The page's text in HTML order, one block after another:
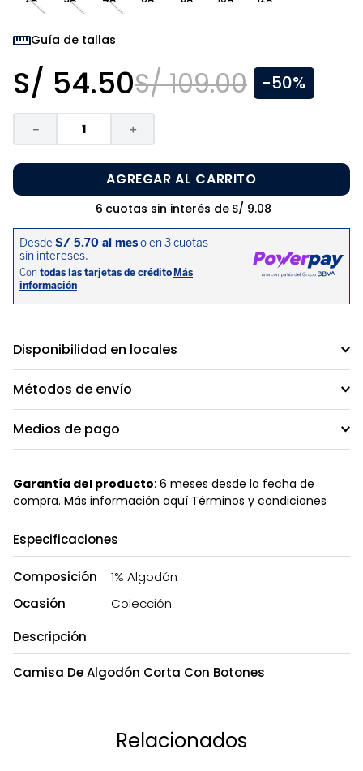
Guía de tallas
S/ 54.50S/ 109.00 -50%
＋
－
AGREGAR AL CARRITO
6 cuotas sin interés de S/ 9.08
Disponibilidad en locales
Métodos de envío
Medios de pago
Garantía del producto: 6 meses desde la fecha de
compra. Más información aquí Términos y condiciones
Especificaciones
Composición
1% Algodón
Ocasión
Colección
Descripción
Camisa De Algodón Corta Con Botones
Relacionados
zapatos niña
9.
pijama
sandalias niño